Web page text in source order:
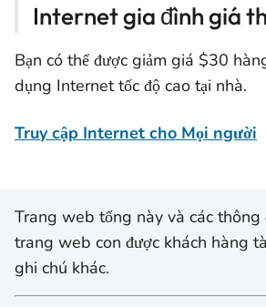
Internet gia đình giá
Bạn có thể được giảm giá $30
dụng Internet tốc độ cao tại nhà.
Truy cập Internet cho Mọi người
Trang web tổng này và các thông
trang web con được khách hàng
ghi chú khác.